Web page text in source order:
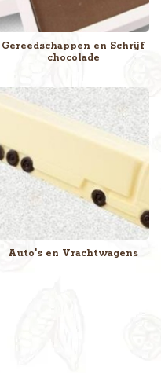
Gereedschappen en Schrijf
chocolade
Auto's en Vrachtwagens